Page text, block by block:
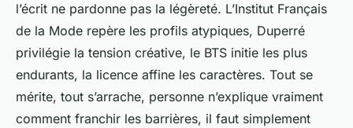
l’écrit ne pardonne pas la légèreté. L’Institut Français
de la Mode repère les profils atypiques, Duperré
privilégie la tension créative, le BTS initie les plus
endurants, la licence affine les caractères. Tout se
mérite, tout s’arrache, personne n’explique vraiment
comment franchir les barrières, il faut simplement